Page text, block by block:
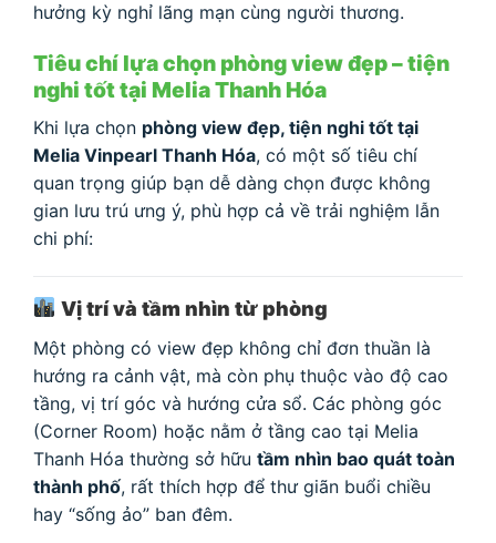
hưởng kỳ nghỉ lãng mạn cùng người thương.
Tiêu chí lựa chọn phòng view đẹp – tiện
nghi tốt tại Melia Thanh Hóa
Khi lựa chọn phòng view đẹp, tiện nghi tốt tại
Melia Vinpearl Thanh Hóa, có một số tiêu chí
quan trọng giúp bạn dễ dàng chọn được không
gian lưu trú ưng ý, phù hợp cả về trải nghiệm lẫn
chi phí:
Vị trí và tầm nhìn từ phòng
Một phòng có view đẹp không chỉ đơn thuần là
hướng ra cảnh vật, mà còn phụ thuộc vào độ cao
tầng, vị trí góc và hướng cửa sổ. Các phòng góc
(Corner Room) hoặc nằm ở tầng cao tại Melia
Thanh Hóa thường sở hữu tầm nhìn bao quát toàn
thành phố, rất thích hợp để thư giãn buổi chiều
hay “sống ảo” ban đêm.